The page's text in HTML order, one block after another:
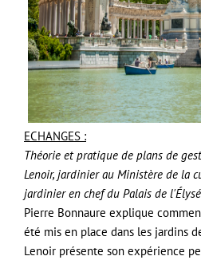
ECHANGES :
Théorie et pratique de plans de
Lenoir, jardinier au Ministère de la
jardinier en chef du Palais de
Pierre Bonnaure explique
été mis en place dans les jardins
Lenoir présente son expérience